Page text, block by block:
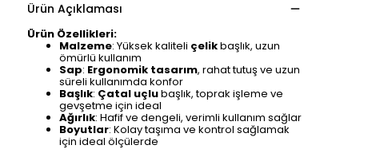
Ürün Açıklaması
Ürün Özellikleri:
Malzeme: Yüksek kaliteli çelikbaşlık, uzun
ömürlü kullanım
Sap: Ergonomik tasarım, rahat tutuş ve uzun
süreli kullanımda konfor
Başlık: Çatal uçlubaşlık, toprak işleme ve
gevşetme için ideal
Ağırlık: Hafif ve dengeli, verimli kullanım sağlar
Boyutlar: Kolay taşıma ve kontrol sağlamak
için ideal ölçülerde